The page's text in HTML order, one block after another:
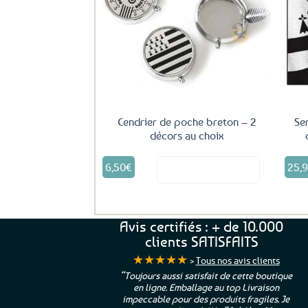
Ajouter
aux
favoris
Cendrier de poche breton – 2
décors au choix
6,50€
Ce
Les
options
être
choisies
sur
Avis certifiés : + de 10.000
clients SATISFAITS
★★★★★ >Tous nos avis clients
“Toujours aussi satisfait de cette boutique
en ligne. Emballage au top Livraison
impeccable pour des produits fragiles. Je